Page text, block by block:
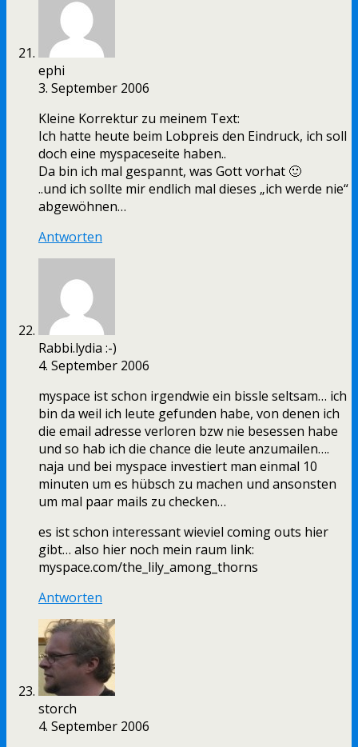
ephi
3. September 2006
Kleine Korrektur zu meinem Text:
Ich hatte heute beim Lobpreis den Eindruck, ich soll
doch eine myspaceseite haben..
Da bin ich mal gespannt, was Gott vorhat 🙂
..und ich sollte mir endlich mal dieses „ich werde nie“
abgewöhnen…
Antworten
Rabbi.lydia :-)
4. September 2006
myspace ist schon irgendwie ein bissle seltsam… ich
bin da weil ich leute gefunden habe, von denen ich
die email adresse verloren bzw nie besessen habe
und so hab ich die chance die leute anzumailen….
naja und bei myspace investiert man einmal 10
minuten um es hübsch zu machen und ansonsten
um mal paar mails zu checken…
es ist schon interessant wieviel coming outs hier
gibt… also hier noch mein raum link:
myspace.com/the_lily_among_thorns
Antworten
storch
4. September 2006